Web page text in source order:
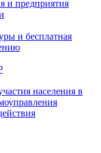
и предприятия
и бесплатная
населения в